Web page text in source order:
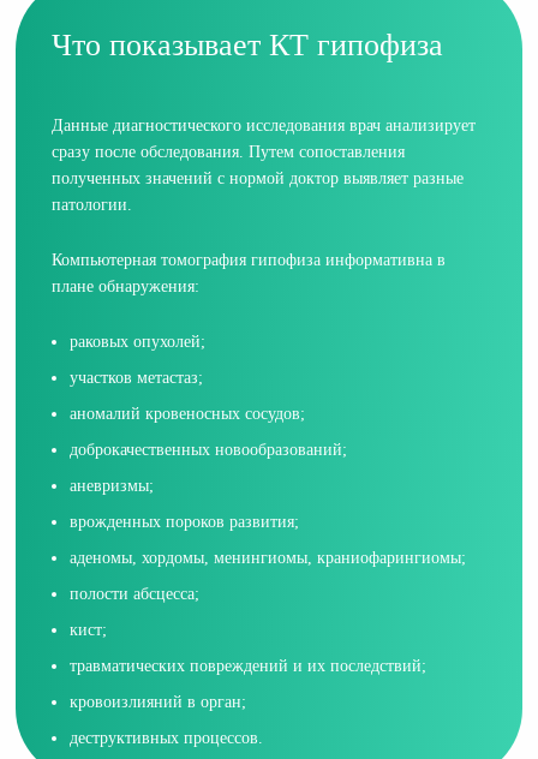
Что показывает КТ гипофиза
Данные диагностического исследования врач анализирует
сразу после обследования. Путем сопоставления
полученных значений с нормой доктор выявляет разные
патологии.
Компьютерная томография гипофиза информативна в
плане обнаружения:
раковых опухолей;
участков метастаз;
аномалий кровеносных сосудов;
доброкачественных новообразований;
аневризмы;
врожденных пороков развития;
аденомы, хордомы, менингиомы, краниофарингиомы;
полости абсцесса;
кист;
травматических повреждений и их последствий;
кровоизлияний в орган;
деструктивных процессов.